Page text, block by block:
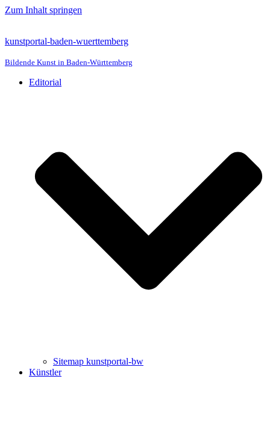
Zum Inhalt springen
kunstportal-baden-wuerttemberg
Bildende Kunst in Baden-Württemberg
Editorial
Sitemap kunstportal-bw
Künstler